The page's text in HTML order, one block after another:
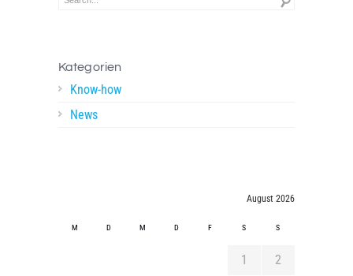
Kategorien
Know-how
News
August 2026
M D M D F S S
1 2